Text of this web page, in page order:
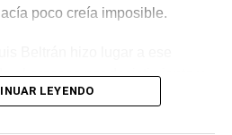
poco creía imposible.
el proceso por desistimiento y
La jueza consideró
LEYENDO